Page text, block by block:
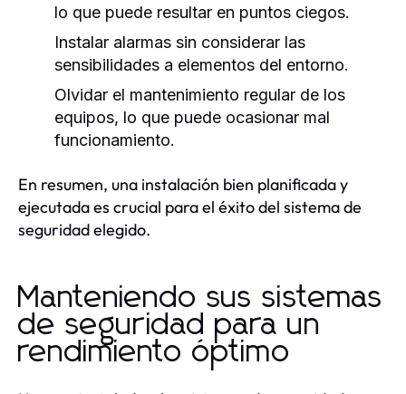
lo que puede resultar en puntos ciegos.
Instalar alarmas sin considerar las
sensibilidades a elementos del entorno.
Olvidar el mantenimiento regular de los
equipos, lo que puede ocasionar mal
funcionamiento.
En resumen, una instalación bien planificada y
ejecutada es crucial para el éxito del sistema de
seguridad elegido.
Manteniendo sus sistemas
de seguridad para un
rendimiento óptimo